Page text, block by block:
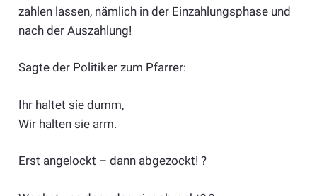
zahlen lassen, nämlich in der Einzahlungsphase und
nach der Auszahlung!
Sagte der Politiker zum Pfarrer:
Ihr haltet sie dumm,
Wir halten sie arm.
Erst angelockt – dann abgezockt! ?